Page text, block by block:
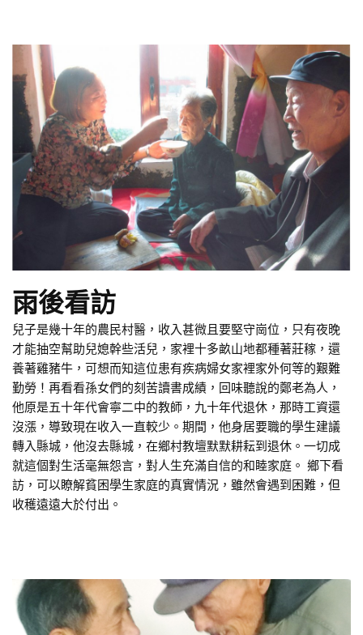
雨後看訪
兒子是幾十年的農民村醫，收入甚微且要堅守崗位，只有夜晚
才能抽空幫助兒媳幹些活兒，家裡十多畝山地都種著莊稼，還
養著雞豬牛，可想而知這位患有疾病婦女家裡家外何等的艱難
勤勞！再看看孫女們的刻苦讀書成績，回味聽說的鄭老為人，
他原是五十年代會寧二中的教師，九十年代退休，那時工資還
沒漲，導致現在收入一直較少。期間，他身居要職的學生建議
轉入縣城，他沒去縣城，在鄉村教壇默默耕耘到退休。一切成
就這個對生活毫無怨言，對人生充滿自信的和睦家庭。 鄉下看
訪，可以瞭解貧困學生家庭的真實情況，雖然會遇到困難，但
收穫遠遠大於付出。